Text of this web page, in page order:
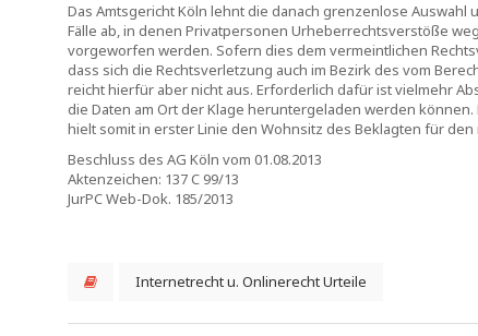
Das Amtsgericht Köln lehnt die danach grenzenlose
Fälle ab, in denen Privatpersonen Urheberrechtsverstöße
vorgeworfen werden. Sofern dies dem vermeintlichen
dass sich die Rechtsverletzung auch im Bezirk des vom
reicht hierfür aber nicht aus. Erforderlich dafür ist vielmehr
die Daten am Ort der Klage heruntergeladen werden
hielt somit in erster Linie den Wohnsitz des Beklagten für
Beschluss des AG Köln vom 01.08.2013
Aktenzeichen: 137 C 99/13
JurPC Web-Dok. 185/2013
Internetrecht u. Onlinerecht Urteile